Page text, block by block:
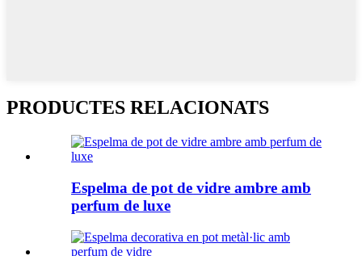
PRODUCTES RELACIONATS
Espelma de pot de vidre ambre amb
perfum de luxe